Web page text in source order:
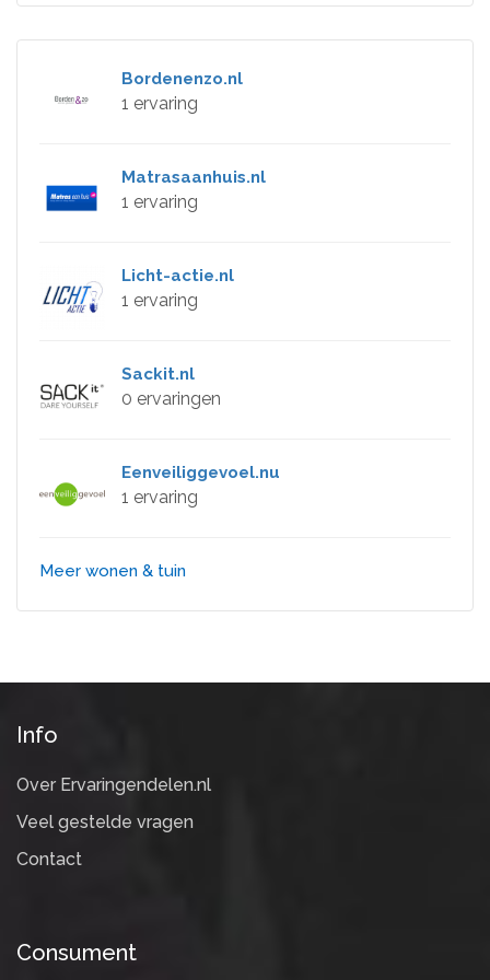
Bordenenzo.nl
1 ervaring
Matrasaanhuis.nl
1 ervaring
Licht-actie.nl
1 ervaring
Sackit.nl
0 ervaringen
Eenveiliggevoel.nu
1 ervaring
Meer wonen & tuin
Info
Over Ervaringendelen.nl
Veel gestelde vragen
Contact
Consument